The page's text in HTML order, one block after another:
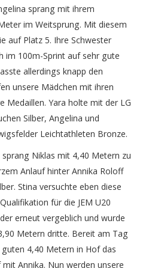
sprang mit ihrem
im Weitsprung. Mit diesem
auf Platz 5. Ihre Schwester
im 100m-Sprint auf sehr gute
allerdings knapp den
unsere Mädchen mit ihren
Medaillen. Yara holte mit der LG
Silber, Angelina und
Leichtathleten Bronze.
sprang Niklas mit 4,40 Metern zu
Anlauf hinter Annika Roloff
Stina versuchte eben diese
für die JEM U20
erneut vergeblich und wurde
Metern dritte. Bereit am Tag
4,40 Metern in Hof das
Annika. Nun werden unsere